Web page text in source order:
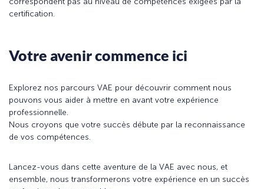
certification.
Votre avenir commence ici
Explorez nos parcours VAE pour découvrir comment nous
pouvons vous aider à mettre en avant votre expérience
professionnelle.
Nous croyons que votre succès débute par la reconnaissance
de vos compétences.
Lancez-vous dans cette aventure de la VAE avec nous, et
ensemble, nous transformerons votre expérience en un succès